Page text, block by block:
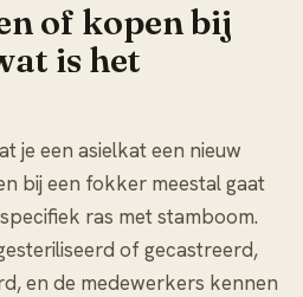
of kopen bij
is het
je een asielkat een nieuw
bij een fokker meestal gaat
ras met stamboom.
of gecastreerd,
en de medewerkers kennen